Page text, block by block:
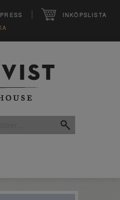
PRESS | INKÖPSLISTA